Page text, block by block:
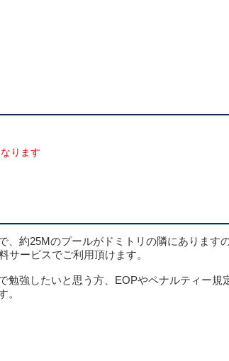
ります
、約25Mのプールがドミトリの隣にありま
サービスでご利用頂けます。
勉強したいと思う方、EOPやペナルティー
。